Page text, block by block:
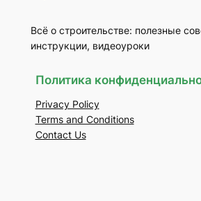
Всё о строительстве: полезные
инструкции, видеоуроки
Политика
Privacy Policy
Terms and Conditions
Contact Us